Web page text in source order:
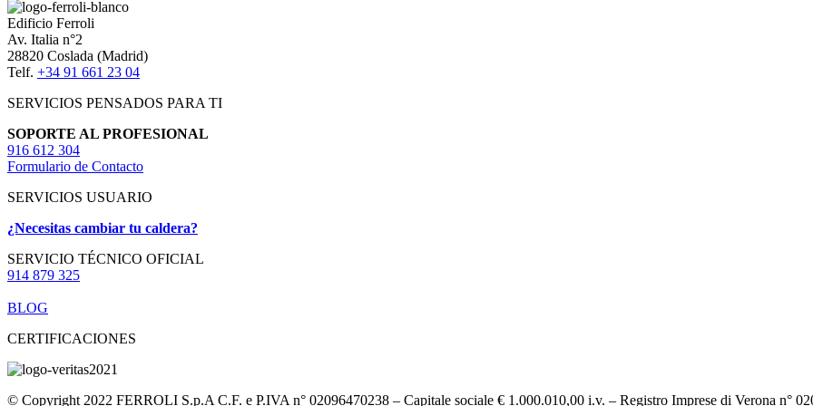
Edificio Ferroli
Av. Italia n°2
28820 Coslada (Madrid)
Telf. +34 91 661 23 04
SERVICIOS PENSADOS PARA TI
SOPORTE AL PROFESIONAL
916 612 304
Formulario de Contacto
SERVICIOS USUARIO
¿Necesitas cambiar tu caldera?
SERVICIO TÉCNICO OFICIAL
914 879 325
BLOG
CERTIFICACIONES
© Copyright 2022 FERROLI S.p.A C.F. e P.IVA n° 02096470238 – Capitale sociale € 1.000.010,00 i.v. – Registro Imprese di Verona n°